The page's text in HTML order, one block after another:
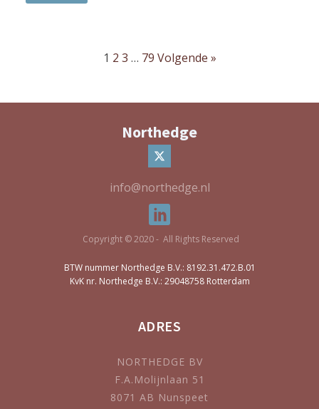
1 2 3 … 79 Volgende »
Northedge
info@northedge.nl
Copyright © 2020 - All Rights Reserved
BTW nummer Northedge B.V.: 8192.31.472.B.01
KvK nr. Northedge B.V.: 29048758 Rotterdam
ADRES
NORTHEDGE BV
F.A.Molijnlaan 51
8071 AB Nunspeet